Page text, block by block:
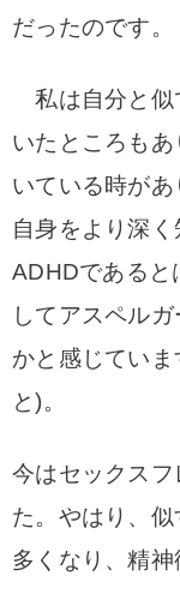
だったのです。
私は自分と似
いたところも
いている時が
自身をより深
ADHDであると
してアスペル
かと感じてい
と)。
今はセックス
た。やはり、
多くなり、精神